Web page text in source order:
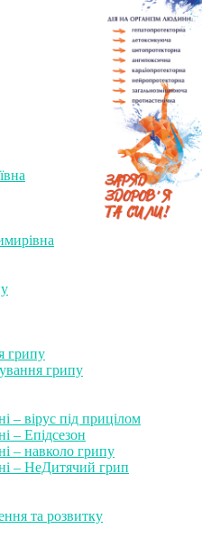
грипу
грипу
– вірус під прицілом
– Епідсезон
– навколо грипу
– НеДитячий грип
та розвитку